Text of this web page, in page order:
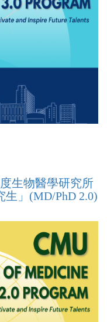
生物醫學研究所
」(MD/PhD 2.0)